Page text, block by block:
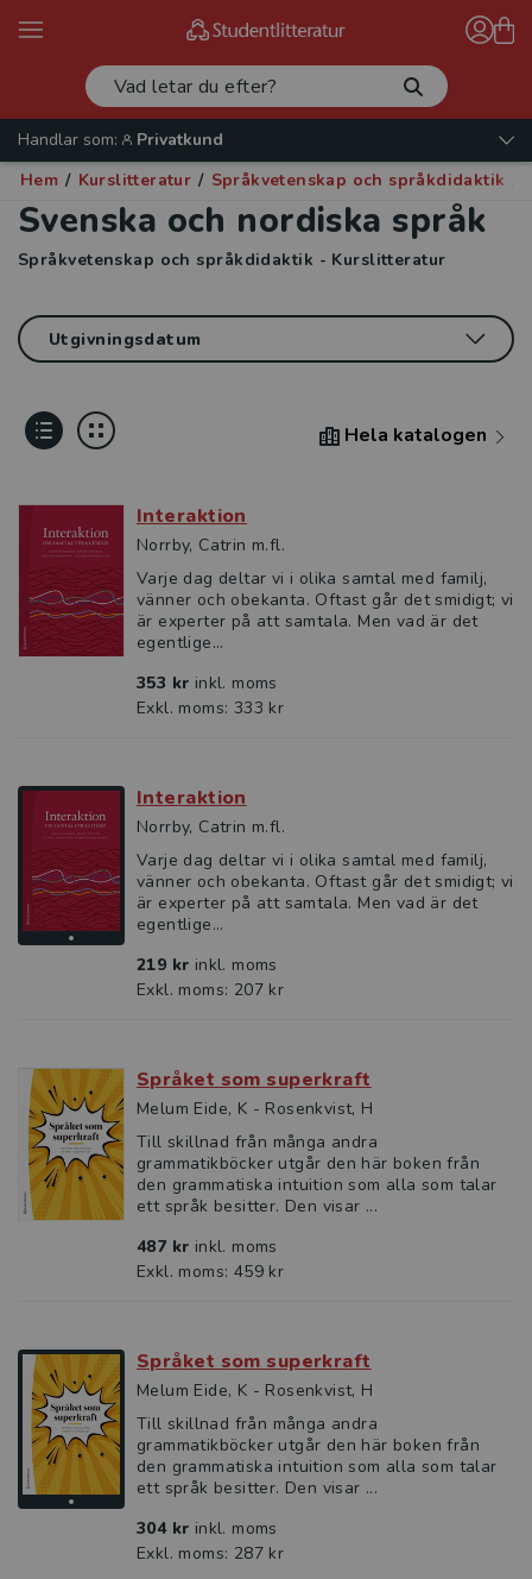
Handlar som:
Privatkund
Hem / Kurslitteratur / Språkvetenskap och språkdidaktik
Svenska och nordiska språk
Språkvetenskap och språkdidaktik - Kurslitteratur
Hela katalogen
Interaktion
Norrby, Catrin m.fl.
Varje dag deltar vi i olika samtal med familj,
vänner och obekanta. Oftast går det smidigt; vi
är experter på att samtala. Men vad är det
egentlige...
353 kr inkl. moms
Exkl. moms: 333 kr
Interaktion
Norrby, Catrin m.fl.
Varje dag deltar vi i olika samtal med familj,
vänner och obekanta. Oftast går det smidigt; vi
är experter på att samtala. Men vad är det
egentlige...
219 kr inkl. moms
Exkl. moms: 207 kr
Språket som superkraft
Melum Eide, K - Rosenkvist, H
Till skillnad från många andra
grammatikböcker utgår den här boken från
den grammatiska intuition som alla som talar
ett språk besitter. Den visar ...
487 kr inkl. moms
Exkl. moms: 459 kr
Språket som superkraft
Melum Eide, K - Rosenkvist, H
Till skillnad från många andra
grammatikböcker utgår den här boken från
den grammatiska intuition som alla som talar
ett språk besitter. Den visar ...
304 kr inkl. moms
Exkl. moms: 287 kr